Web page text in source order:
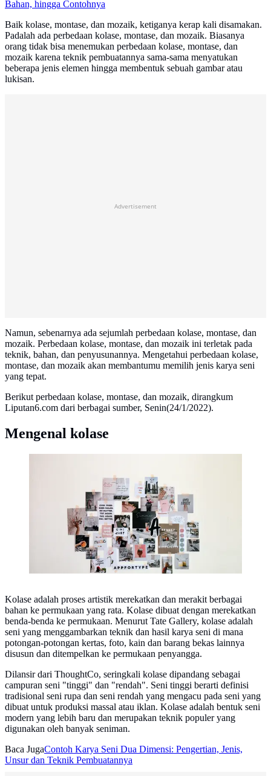
Bahan, hingga Contohnya
Baik kolase, montase, dan mozaik, ketiganya kerap kali disamakan.
Padalah ada perbedaan kolase, montase, dan mozaik. Biasanya
orang tidak bisa menemukan perbedaan kolase, montase, dan
mozaik karena teknik pembuatannya sama-sama menyatukan
beberapa jenis elemen hingga membentuk sebuah gambar atau
lukisan.
Advertisement
Namun, sebenarnya ada sejumlah perbedaan kolase, montase, dan
mozaik. Perbedaan kolase, montase, dan mozaik ini terletak pada
teknik, bahan, dan penyusunannya. Mengetahui perbedaan kolase,
montase, dan mozaik akan membantumu memilih jenis karya seni
yang tepat.
Berikut perbedaan kolase, montase, dan mozaik, dirangkum
Liputan6.com dari berbagai sumber, Senin(24/1/2022).
Mengenal kolase
Kolase adalah proses artistik merekatkan dan merakit berbagai
bahan ke permukaan yang rata. Kolase dibuat dengan merekatkan
benda-benda ke permukaan. Menurut Tate Gallery, kolase adalah
seni yang menggambarkan teknik dan hasil karya seni di mana
potongan-potongan kertas, foto, kain dan barang bekas lainnya
disusun dan ditempelkan ke permukaan penyangga.
Dilansir dari ThoughtCo, seringkali kolase dipandang sebagai
campuran seni "tinggi" dan "rendah". Seni tinggi berarti definisi
tradisional seni rupa dan seni rendah yang mengacu pada seni yang
dibuat untuk produksi massal atau iklan. Kolase adalah bentuk seni
modern yang lebih baru dan merupakan teknik populer yang
digunakan oleh banyak seniman.
Baca JugaContoh Karya Seni Dua Dimensi: Pengertian, Jenis,
Unsur dan Teknik Pembuatannya